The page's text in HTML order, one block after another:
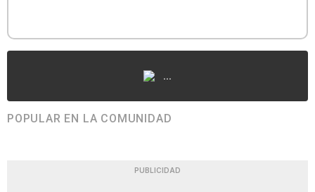
...
POPULAR EN LA COMUNIDAD
PUBLICIDAD